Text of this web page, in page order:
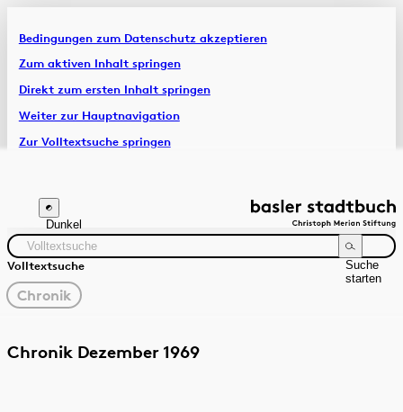
Bedingungen zum Datenschutz akzeptieren
Zum aktiven Inhalt springen
Direkt zum ersten Inhalt springen
Weiter zur Hauptnavigation
Zur Volltextsuche springen
Artikel & Dossiers
Chronik
Dunkel
Volltextsuche
Suche
starten
gewählter
Filter
Chronik
Quelle Zeitraum
Chronik Dezember 1969